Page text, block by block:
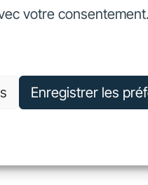
votre
Enregistrer les